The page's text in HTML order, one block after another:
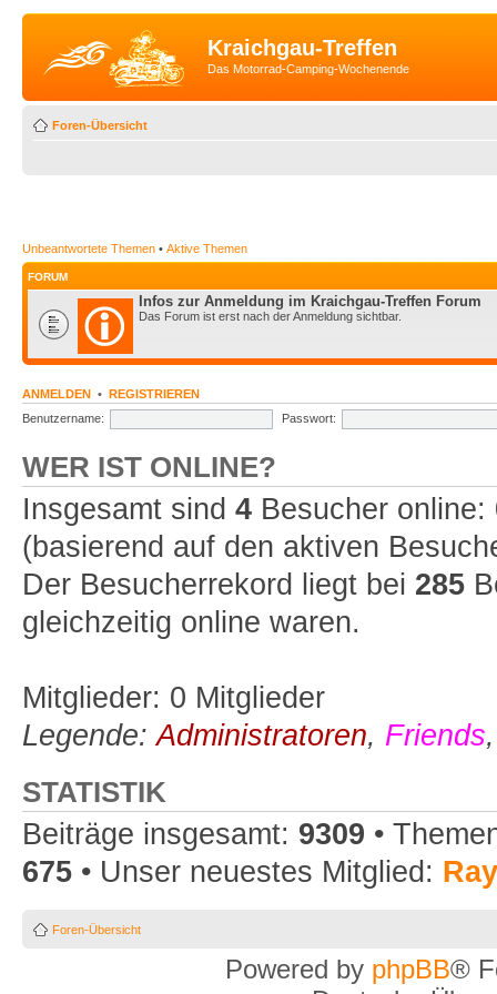
Kraichgau-Treffen
Das Motorrad-Camping-Wochenende
Foren-Übersicht
Unbeantwortete Themen • Aktive Themen
FORUM
Infos zur Anmeldung im Kraichgau-Treffen Forum
Das Forum ist erst nach der Anmeldung sichtbar.
ANMELDEN • REGISTRIEREN
Benutzername:
Passwort:
WER IST ONLINE?
Insgesamt sind 4 Besucher
(basierend auf den aktiven
Der Besucherrekord liegt bei 285
gleichzeitig online waren.
Mitglieder: 0 Mitglieder
Legende:Administratoren, Friends
STATISTIK
Beiträge insgesamt: 9309 •
675 • Unser neuestes Mitglied:
Foren-Übersicht
Powered by phpBB®